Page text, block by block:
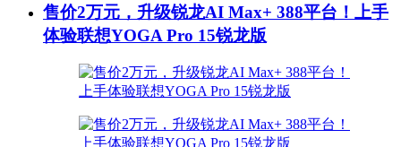
售价2万元，升级锐龙AI Max+ 388平台！上手
体验联想YOGA Pro 15锐龙版